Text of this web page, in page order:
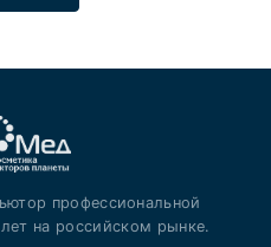
профессиональной
на российском рынке.